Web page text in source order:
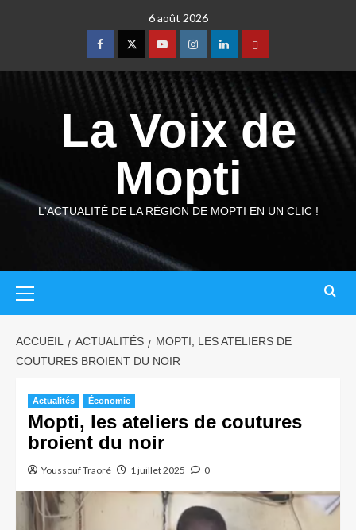
6 août 2026
La Voix de
Mopti
L'ACTUALITÉ DE LA RÉGION DE MOPTI EN UN CLIC !
ACCUEIL ACTUALITÉS
MOPTI, LES ATELIERS DE
COUTURES BROIENT DU NOIR
Actualités Économie
Mopti, les ateliers de coutures
broient du noir
Youssouf Traoré 1 juillet 2025 0